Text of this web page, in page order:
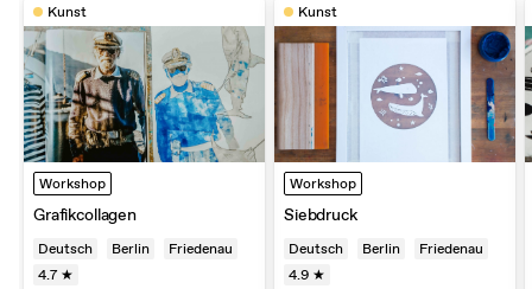
Kunst
Workshop
Grafikcollagen
Deutsch Berlin
Friedenau
4.7 ★
Kunst
Workshop
Siebdruck
Deutsch Berlin
Friedenau
4.9 ★